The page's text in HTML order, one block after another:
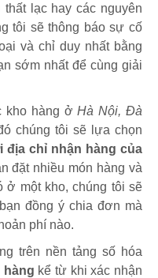
lạc hay các nguyên
tôi sẽ thông báo sự cố
và chỉ duy nhất bằng
sớm nhất để cùng giải
kho hàng ởHà Nội, Đà
chúng tôi sẽ lựa chọn
chỉ nhận hàng của
đặt nhiều món hàng và
ở một kho, chúng tôi sẽ
đồng ý chia đơn mà
phí nào.
trên nền tảng số hóa
hàng kể từ khi xác nhận